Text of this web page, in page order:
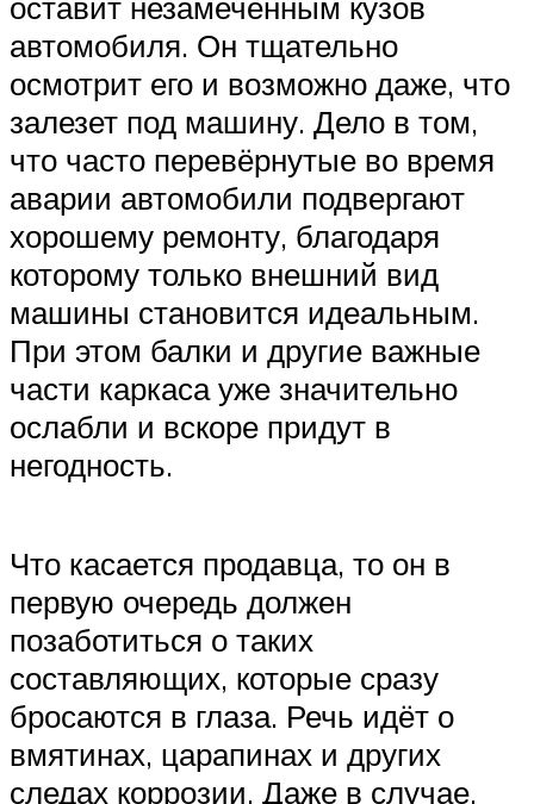
автомобиля. Он тщательно
осмотрит его и возможно даже, что
залезет под машину. Дело в том,
что часто перевёрнутые во время
аварии автомобили подвергают
хорошему ремонту, благодаря
которому только внешний вид
машины становится идеальным.
При этом балки и другие важные
части каркаса уже значительно
ослабли и вскоре придут в
негодность.
Что касается продавца, то он в
первую очередь должен
позаботиться о таких
составляющих, которые сразу
бросаются в глаза. Речь идёт о
вмятинах, царапинах и других
следах коррозии. Даже в случае,